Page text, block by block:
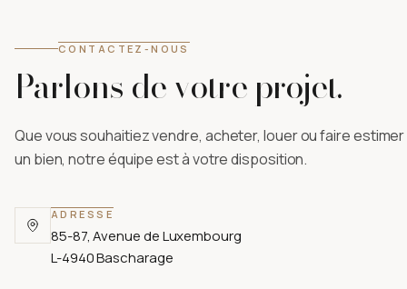
CONTACTEZ-NOUS
Parlons de votre projet.
Que vous souhaitiez vendre, acheter, louer ou faire estimer
un bien, notre équipe est à votre disposition.
ADRESSE
85-87, Avenue de Luxembourg
L-4940 Bascharage